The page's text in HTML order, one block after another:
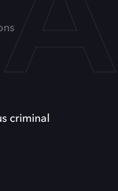
criminal